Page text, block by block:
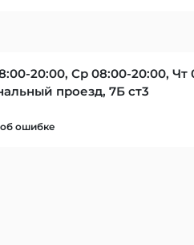
20:00, Ср 08:00-20:00,
проезд, 7Б ст3
ошибке